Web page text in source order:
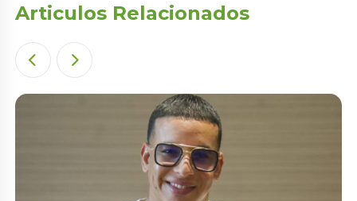
Articulos Relacionados